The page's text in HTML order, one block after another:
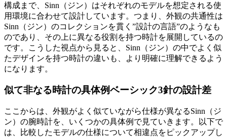
構成まで、Sinn（ジン）はそれぞれのモデルを想定される使
用環境に合わせて設計しています。つまり、外観の共通性は
Sinn（ジン）のコレクションを貫く”設計の言語”のようなも
のであり、その上に異なる役割を持つ時計を展開しているの
です。こうした視点から見ると、Sinn（ジン）の中でよく似
たデザインを持つ時計の違いも、より明確に理解できるよう
になります。
似て非なる時計の具体例ベーシック3針の設計差
ここからは、外観がよく似ていながら仕様が異なるSinn（ジ
ン）の腕時計を、いくつかの具体例で見ていきます。以下で
は、比較したモデルの仕様について相違点をピックアップし